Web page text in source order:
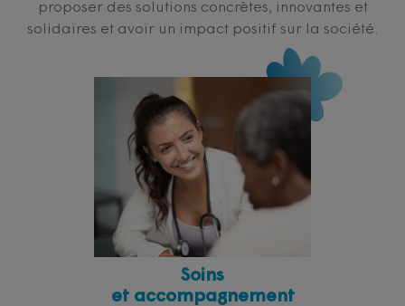
proposer des solutions concrètes, innovantes et
solidaires et avoir un impact positif sur la société.
Soins
et accompagnement